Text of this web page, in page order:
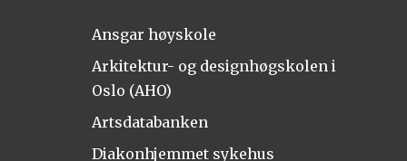
Ansgar høyskole
Arkitektur- og designhøgskolen i
Oslo (AHO)
Artsdatabanken
Diakonhjemmet sykehus